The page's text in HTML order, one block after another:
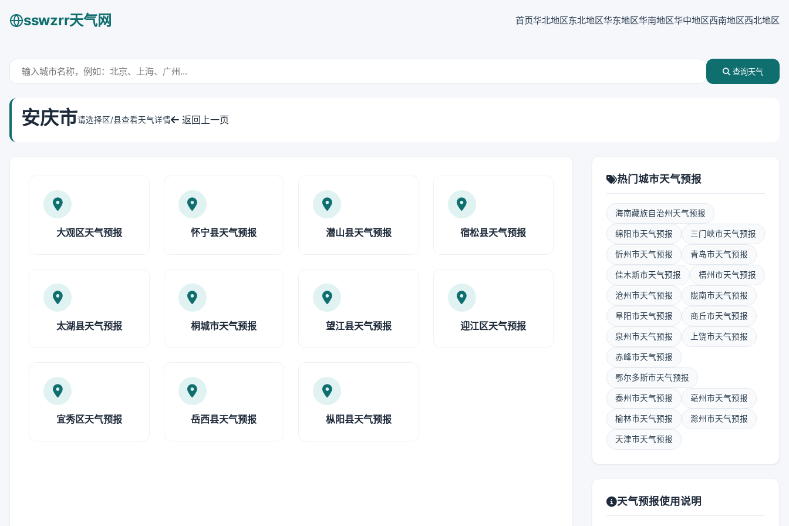
sswzrr天气网 首页华北地区东北地区华东地区华南地区华中地区西南地区西北地区
查询天气
安庆市请选择区/县查看天气详情 返回上一页
大观区天气预报 怀宁县天气预报 潜山县天气预报 宿松县天气预报
太湖县天气预报 桐城市天气预报 望江县天气预报 迎江区天气预报
宜秀区天气预报 岳西县天气预报 枞阳县天气预报
热门城市天气预报
海南藏族自治州天气预报
绵阳市天气预报 三门峡市天气预报
忻州市天气预报 青岛市天气预报
佳木斯市天气预报 梧州市天气预报
沧州市天气预报 陇南市天气预报
阜阳市天气预报 商丘市天气预报
泉州市天气预报 上饶市天气预报
赤峰市天气预报
鄂尔多斯市天气预报
泰州市天气预报 亳州市天气预报
榆林市天气预报 滁州市天气预报
天津市天气预报
天气预报使用说明